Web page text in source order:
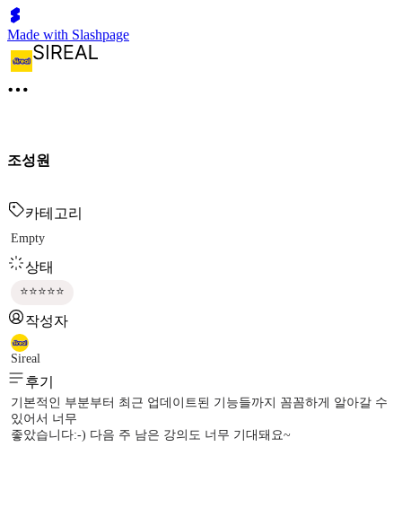
Made with Slashpage
조성원
카테고리
Empty
상태
⭐⭐⭐⭐⭐
작성자
Sireal
후기
기본적인 부분부터 최근 업데이트된 기능들까지 꼼꼼하게 알아갈 수
있어서 너무
좋았습니다:-) 다음 주 남은 강의도 너무 기대돼요~